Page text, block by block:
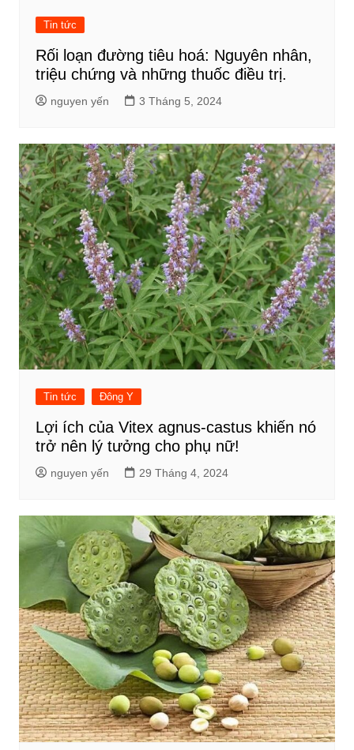
Tin tức
Rối loạn đường tiêu hoá: Nguyên nhân,
triệu chứng và những thuốc điều trị.
nguyen yến 3 Tháng 5, 2024
Tin tức Đông Y
Lợi ích của Vitex agnus-castus khiến nó
trở nên lý tưởng cho phụ nữ!
nguyen yến 29 Tháng 4, 2024